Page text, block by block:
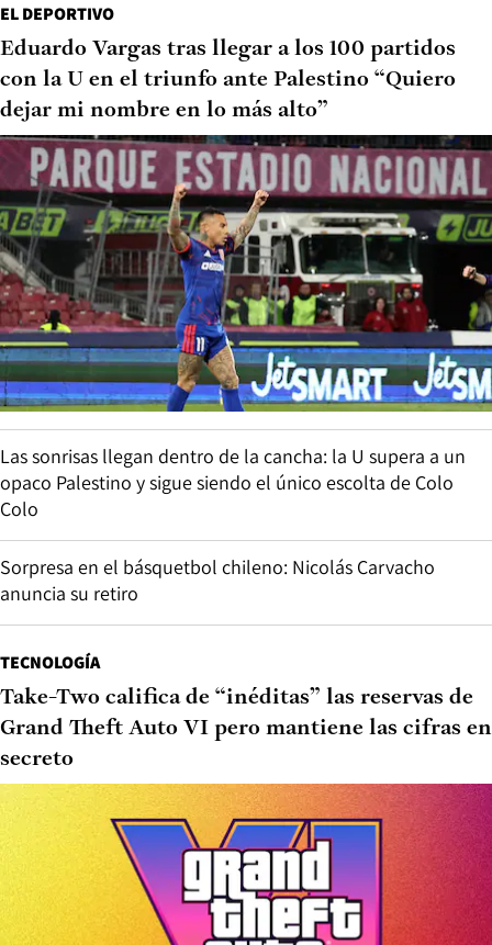
EL DEPORTIVO
Eduardo Vargas tras llegar a los 100 partidos
con la U en el triunfo ante Palestino “Quiero
dejar mi nombre en lo más alto”
Las sonrisas llegan dentro de la cancha: la U supera a un
opaco Palestino y sigue siendo el único escolta de Colo
Colo
Sorpresa en el básquetbol chileno: Nicolás Carvacho
anuncia su retiro
TECNOLOGÍA
Take-Two califica de “inéditas” las reservas de
Grand Theft Auto VI pero mantiene las cifras en
secreto